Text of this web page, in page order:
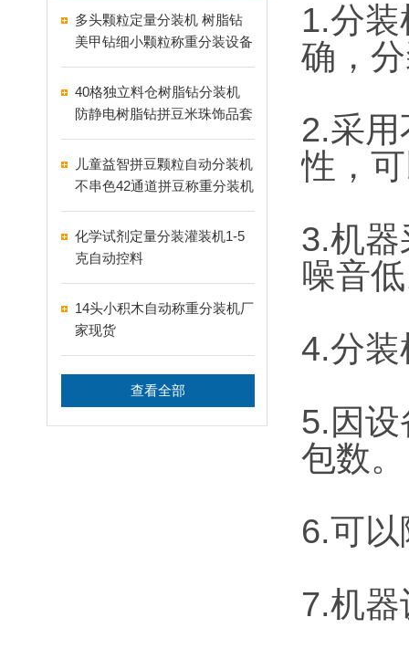
多头颗粒定量分装机 树脂钻
美甲钻细小颗粒称重分装设备
支持24-60头定制
40格独立料仓树脂钻分装机
防静电树脂钻拼豆米珠饰品套
盒分装设备
儿童益智拼豆颗粒自动分装机
不串色42通道拼豆称重分装机
化学试剂定量分装灌装机1-5
克自动控料
14头小积木自动称重分装机厂
家现货
查看全部
1.分
确，
2.采
性，
3.机
噪音
4.分
5.因
包数。
6.可
7.机